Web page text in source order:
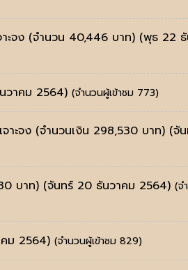
าะจง (จำนวน 40,446 บาท) (พุธ 22
วาคม 2564) (จำนวนผู้เข้าชม 773)
าะจง (จำนวนเงิน 298,530 บาท) (จั
บาท) (จันทร์ 20 ธันวาคม 2564) (จ
ม 2564) (จำนวนผู้เข้าชม 829)